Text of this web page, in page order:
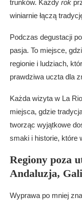
trunków. Każdy rok
winiarnie łączą
Podczas degustacji
pasja. To miejsce,
regionie i ludziach,
prawdziwa uczta dla
Każda wizyta w La
miejsca, gdzie
tworząc wyjątkowe
smaki i historie, które
Regiony poza
Andaluzja,
Wyprawa po mniej